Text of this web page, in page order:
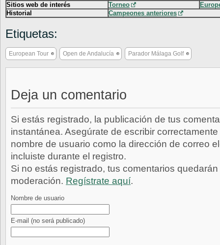
Sitios web de interés Torneo
Historial
Campeones anteriores
Etiquetas:
European Tour Open de Andalucía Parador Málaga Golf
Deja un comentario
Si estás registrado, la publicación de tus
instantánea. Asegúrate de escribir
nombre de usuario como la dirección de correo
incluiste durante el registro.
Si no estás registrado, tus comentarios
moderación. Regístrate aquí.
Nombre de usuario
E-mail (no será publicado)